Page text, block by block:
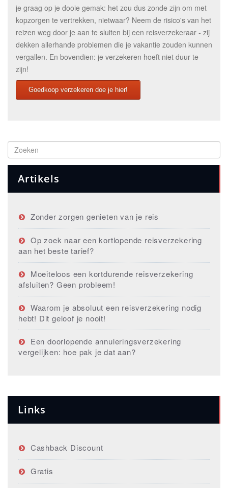
je graag op je dooie gemak: het zou dus zonde zijn om met
kopzorgen te vertrekken, nietwaar? Neem de risico's van het
reizen weg door je aan te sluiten bij een reisverzekeraar - zij
dekken allerhande problemen die je vakantie zouden kunnen
vergallen. En bovendien: je verzekeren hoeft niet duur te
zijn!
Goedkoop verzekeren doe je hier!
Artikels
Zonder zorgen genieten van je reis
Op zoek naar een kortlopende reisverzekering
aan het beste tarief?
Moeiteloos een kortdurende reisverzekering
afsluiten? Geen probleem!
Waarom je absoluut een reisverzekering nodig
hebt! Dit geloof je nooit!
Een doorlopende annuleringsverzekering
vergelijken: hoe pak je dat aan?
Links
Cashback Discount
Gratis